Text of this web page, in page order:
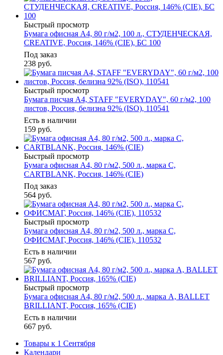
Быстрый просмотр
Бумага офисная А4, 80 г/м2, 100 л., СТУДЕНЧЕСКАЯ,
CREATIVE, Россия, 146% (CIE), БС 100
Под заказ
238 руб.
Быстрый просмотр
Бумага писчая А4, STAFF "EVERYDAY", 60 г/м2, 100
листов, Россия, белизна 92% (ISO), 110541
Есть в наличии
159 руб.
Быстрый просмотр
Бумага офисная А4, 80 г/м2, 500 л., марка С,
CARTBLANK, Россия, 146% (CIE)
Под заказ
564 руб.
Быстрый просмотр
Бумага офисная А4, 80 г/м2, 500 л., марка С,
ОФИСМАГ, Россия, 146% (CIE), 110532
Есть в наличии
567 руб.
Быстрый просмотр
Бумага офисная А4, 80 г/м2, 500 л., марка А, BALLET
BRILLIANT, Россия, 165% (CIE)
Есть в наличии
667 руб.
Товары к 1 Сентября
Календари